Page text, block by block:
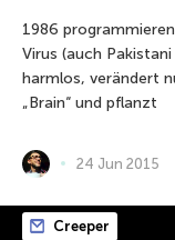
1986
Virus (auch
harmlos, verändert
„Brain“ und pflanzt
24 Jun 2015
Creeper